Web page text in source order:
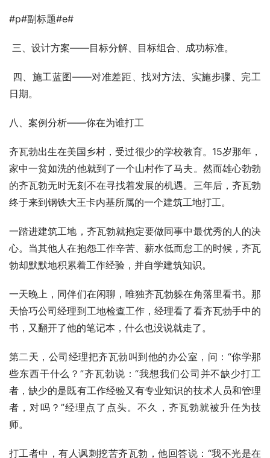
#p#副标题#e#
三、设计方案——目标分解、目标组合、成功标准。
四、施工蓝图——对准差距、找对方法、实施步骤、完工
日期。
八、案例分析——你在为谁打工
齐瓦勃出生在美国乡村，受过很少的学校教育。15岁那年，
家中一贫如洗的他就到了一个山村作了马夫。然而雄心勃勃
的齐瓦勃无时无刻不在寻找着发展的机遇。三年后，齐瓦勃
终于来到钢铁大王卡内基所属的一个建筑工地打工。
一踏进建筑工地，齐瓦勃就抱定要做同事中最优秀的人的决
心。当其他人在抱怨工作辛苦、薪水低而怠工的时候，齐瓦
勃却默默地积累着工作经验，并自学建筑知识。
一天晚上，同伴们在闲聊，唯独齐瓦勃躲在角落里看书。那
天恰巧公司经理到工地检查工作，经理看了看齐瓦勃手中的
书，又翻开了他的笔记本，什么也没说就走了。
第二天，公司经理把齐瓦勃叫到他的办公室，问：“你学那
些东西干什么？”齐瓦勃说：“我想我们公司并不缺少打工
者，缺少的是既有工作经验又有专业知识的技术人员和管理
者，对吗？”经理点了点头。不久，齐瓦勃就被升任为技
师。
打工者中，有人讽刺挖苦齐瓦勃，他回答说：“我不光是在